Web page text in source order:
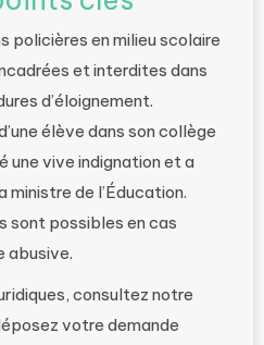
policières en milieu scolaire
et interdites dans
d’éloignement.
élève dans son collège
une vive indignation et a
de l’Éducation.
sont possibles en cas
abusive.
consultez notre
votre demande